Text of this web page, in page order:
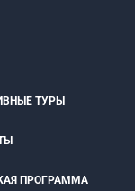
ТУРЫ
ПРОГРАММА